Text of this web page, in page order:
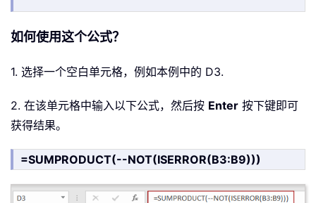
如何使用这个公式？
1. 选择一个空白单元格，例如本例中的 D3.
2. 在该单元格中输入以下公式，然后按 Enter 按下键即可
获得结果。
=SUMPRODUCT(--NOT(ISERROR(B3:B9)))